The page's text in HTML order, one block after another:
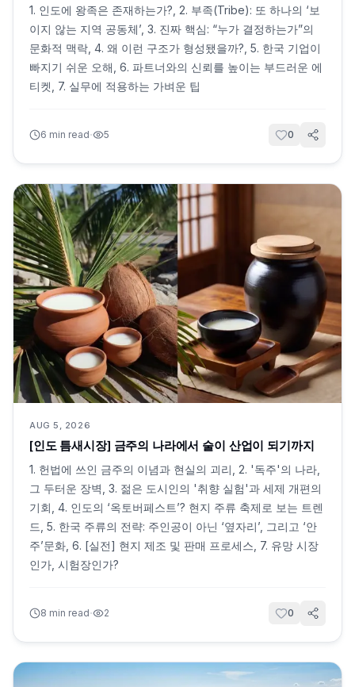
1. 인도에 왕족은 존재하는가?, 2. 부족(Tribe): 또 하나의 ‘보
이지 않는 지역 공동체’, 3. 진짜 핵심: “누가 결정하는가”의
문화적 맥락, 4. 왜 이런 구조가 형성됐을까?, 5. 한국 기업이
빠지기 쉬운 오해, 6. 파트너와의 신뢰를 높이는 부드러운 에
티켓, 7. 실무에 적용하는 가벼운 팁
6 min read· 5 0
AUG 5, 2026
[인도 틈새시장] 금주의 나라에서 술이 산업이 되기까지
1. 헌법에 쓰인 금주의 이념과 현실의 괴리, 2. '독주'의 나라,
그 두터운 장벽, 3. 젊은 도시인의 '취향 실험'과 세제 개편의
기회, 4. 인도의 ‘옥토버페스트’? 현지 주류 축제로 보는 트렌
드, 5. 한국 주류의 전략: 주인공이 아닌 ‘옆자리’, 그리고 ‘안
주’문화, 6. [실전] 현지 제조 및 판매 프로세스, 7. 유망 시장
인가, 시험장인가?
8 min read· 2 0